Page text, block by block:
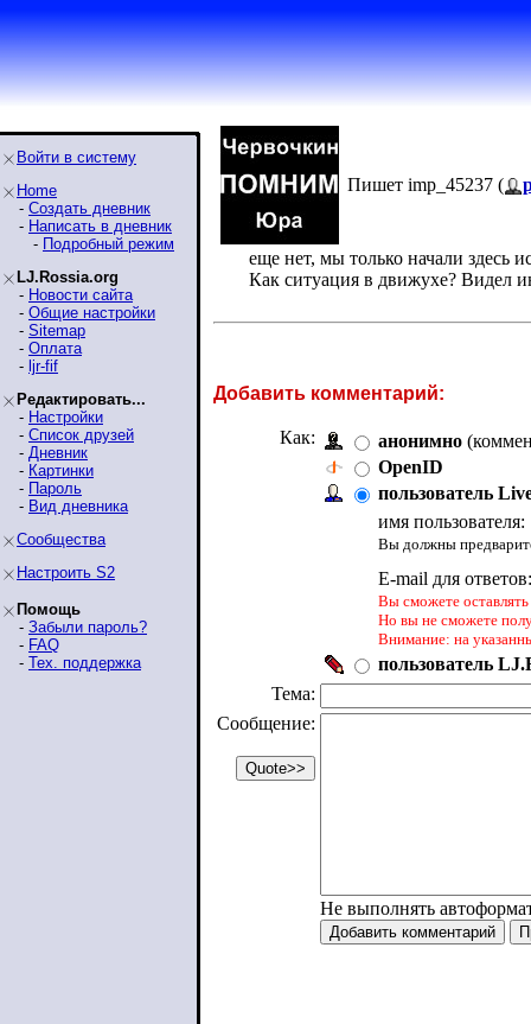
Войти в систему
Home
- Создать дневник
- Написать в дневник
- Подробный режим
LJ.Rossia.org
- Новости сайта
- Общие настройки
- Sitemap
- Оплата
- ljr-fif
Редактировать...
- Настройки
- Список друзей
- Дневник
- Картинки
- Пароль
- Вид дневника
Сообщества
Настроить S2
Помощь
- Забыли пароль?
- FAQ
- Тех. поддержка
Пишет imp_45237 (
еще нет, мы только начали здесь
Как ситуация в движухе? Видел
Добавить комментарий:
Как: анонимно
OpenID
пользователь
имя пользователя:
Вы должны
E-mail для
Вы сможете
Но вы не сможете
Внимание: на
пользователь
Тема:
Сообщение:
Не выполнять